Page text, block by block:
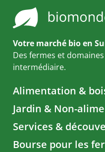
Votre marché bio en
Des fermes et
intermédiaire.
Alimentation &
Jardin & Non-
Services &
Bourse pour les